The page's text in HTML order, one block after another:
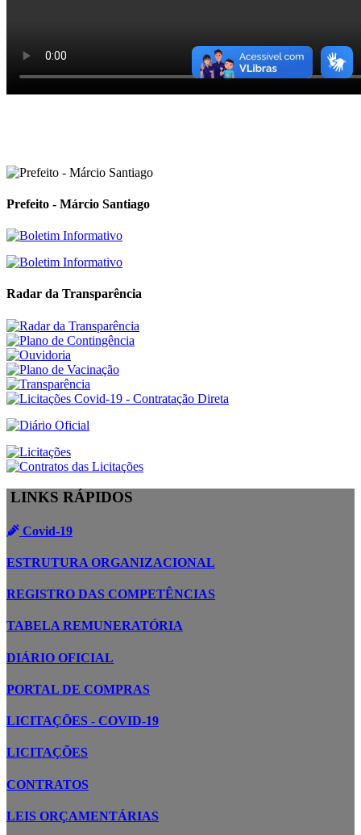
Prefeito - Márcio Santiago
Radar da Transparência
LINKS RÁPIDOS
Covid-19
ESTRUTURA ORGANIZACIONAL
REGISTRO DAS COMPETÊNCIAS
TABELA REMUNERATÓRIA
DIÁRIO OFICIAL
PORTAL DE COMPRAS
LICITAÇÕES - COVID-19
LICITAÇÕES
CONTRATOS
LEIS ORÇAMENTÁRIAS